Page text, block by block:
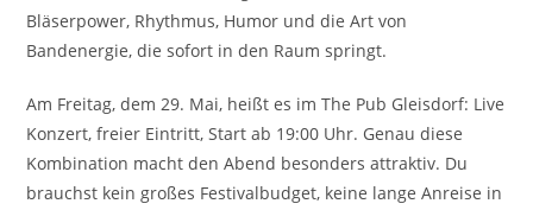
Bläserpower, Rhythmus, Humor und die Art von
Bandenergie, die sofort in den Raum springt.
Am Freitag, dem 29. Mai, heißt es im The Pub Gleisdorf: Live
Konzert, freier Eintritt, Start ab 19:00 Uhr. Genau diese
Kombination macht den Abend besonders attraktiv. Du
brauchst kein großes Festivalbudget, keine lange Anreise in